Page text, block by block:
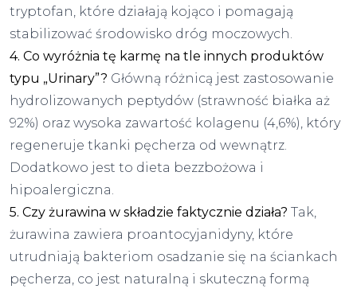
tryptofan, które działają kojąco i pomagają
stabilizować środowisko dróg moczowych.
4. Co wyróżnia tę karmę na tle innych produktów
typu „Urinary”? Główną różnicą jest zastosowanie
hydrolizowanych peptydów (strawność białka aż
92%) oraz wysoka zawartość kolagenu (4,6%), który
regeneruje tkanki pęcherza od wewnątrz.
Dodatkowo jest to dieta bezzbożowa i
hipoalergiczna.
5. Czy żurawina w składzie faktycznie działa? Tak,
żurawina zawiera proantocyjanidyny, które
utrudniają bakteriom osadzanie się na ściankach
pęcherza, co jest naturalną i skuteczną formą